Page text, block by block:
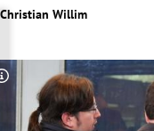
Untermenü
Untermenü
Untermenü
Christian Willim
Copyright-Hinweis